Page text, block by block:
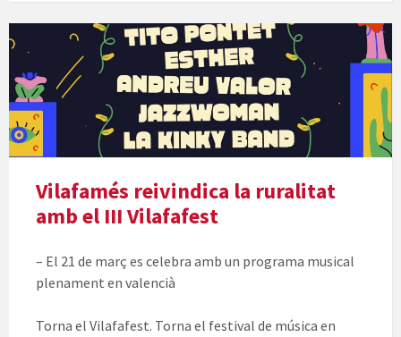
Vilafamés reivindica la ruralitat
amb el III Vilafafest
– El 21 de març es celebra amb un programa musical
plenament en valencià
Torna el Vilafafest. Torna el festival de música en